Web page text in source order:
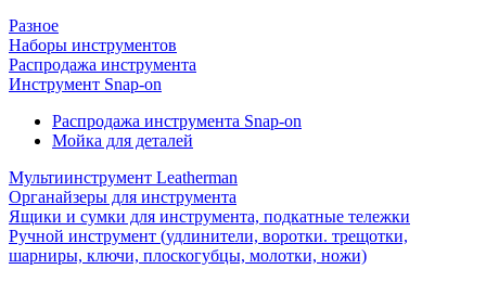
Разное
Наборы инструментов
Распродажа инструмента
Инструмент Snap-on
Распродажа инструмента Snap-on
Мойка для деталей
Мультиинструмент Leatherman
Органайзеры для инструмента
Ящики и сумки для инструмента, подкатные тележки
Ручной инструмент (удлинители, воротки. трещотки,
шарниры, ключи, плоскогубцы, молотки, ножи)